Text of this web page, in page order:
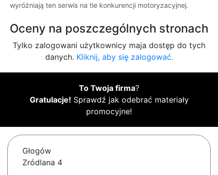
wyróżniają ten serwis na tle konkurencji motoryzacyjnej.
Oceny na poszczególnych stronach
Tylko zalogowani użytkownicy maja dostęp do tych
danych. Kliknij, aby się zalogować.
To Twoja firma?
Gratulacje! Sprawdź jak odebrać materiały
promocyjne!
Głogów
Zródlana 4